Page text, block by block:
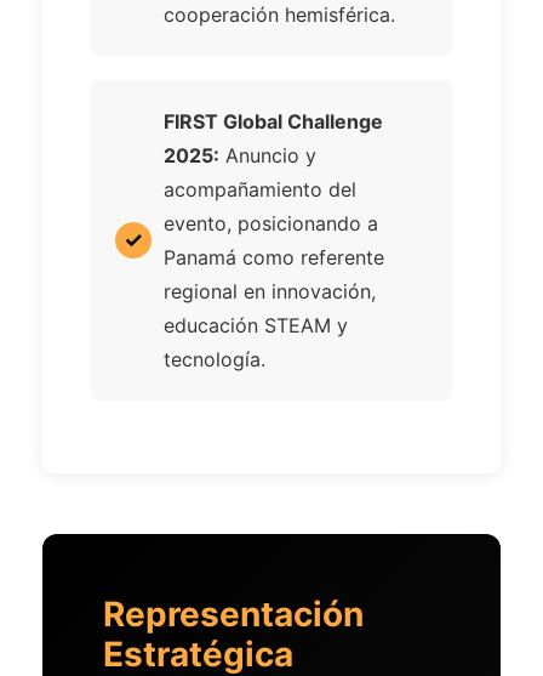
cooperación hemisférica.
FIRST Global Challenge
2025: Anuncio y
acompañamiento del
evento, posicionando a
Panamá como referente
regional en innovación,
educación STEAM y
tecnología.
Representación
Estratégica